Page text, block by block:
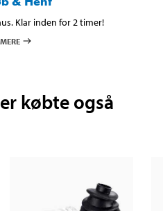
Klar inden for 2 timer!
købte også